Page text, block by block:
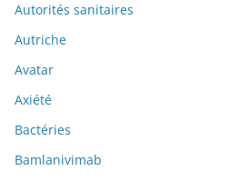
Autorités sanitaires
Autriche
Avatar
Axiété
Bactéries
Bamlanivimab